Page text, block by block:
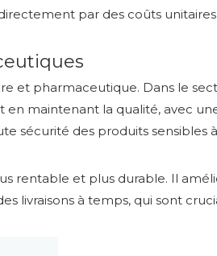
par des coûts
et pharmaceutique. Dans le
maintenant la qualité, avec
sécurité des produits sensibles
rentable et plus durable. Il
livraisons à temps, qui sont